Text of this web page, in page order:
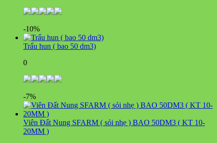
-10%
Trấu hun ( bao 50 dm3)
0
-7%
Viên Đất Nung SFARM ( sỏi nhẹ ) BAO 50DM3 ( KT 10-
20MM )